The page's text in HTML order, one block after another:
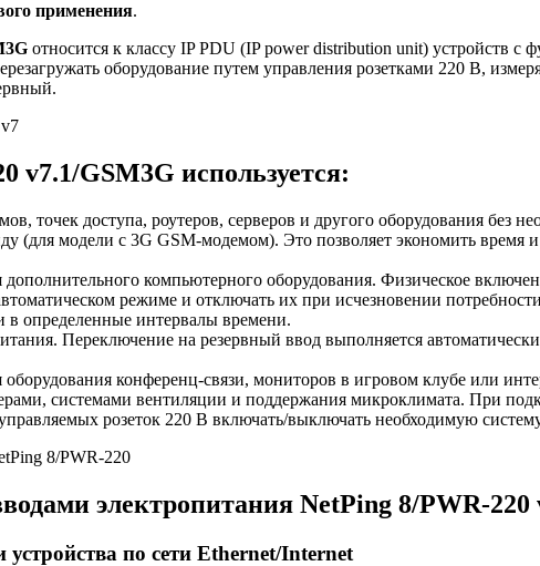
применения.
относится к классу IP PDU (IP power distribution unit) устройств
оборудование путем управления розетками 220 В,
v7.1/GSM3G используется:
точек доступа, роутеров, серверов и другого оборудования без
(для модели с 3G GSM-модемом). Это позволяет экономить
компьютерного оборудования. Физическое
режиме и отключать их при исчезновении
в определенные интервалы времени.
Переключение на резервный ввод выполняется
конференц-связи, мониторов в игровом клубе или
системами вентиляции и поддержания микроклимата. При
розеток 220 В включать/выключать необходимую
электропитания NetPing 8/PWR-220
по сети Ethernet/Internet